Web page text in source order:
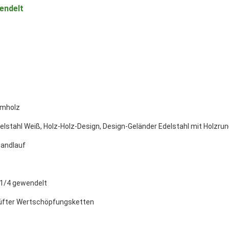
Weiß, Holz-Holz-Design, Design-Geländer Edelstahl mit
4 gewendelt
Wertschöpfungsketten